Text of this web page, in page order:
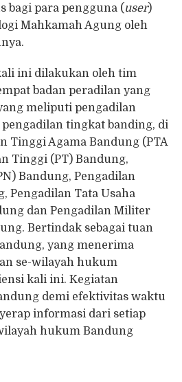
bagi para pengguna ( user)
Mahkamah Agung oleh
ini dilakukan oleh tim
badan peradilan yang
meliputi pengadilan
tingkat banding, di
Tinggi Agama Bandung (PTA
Tinggi (PT) Bandung,
Bandung, Pengadilan
Pengadilan Tata Usaha
dan Pengadilan Militer
Bertindak sebagai tuan
yang menerima
se-wilayah hukum
kali ini. Kegiatan
demi efektivitas waktu
informasi dari setiap
hukum Bandung